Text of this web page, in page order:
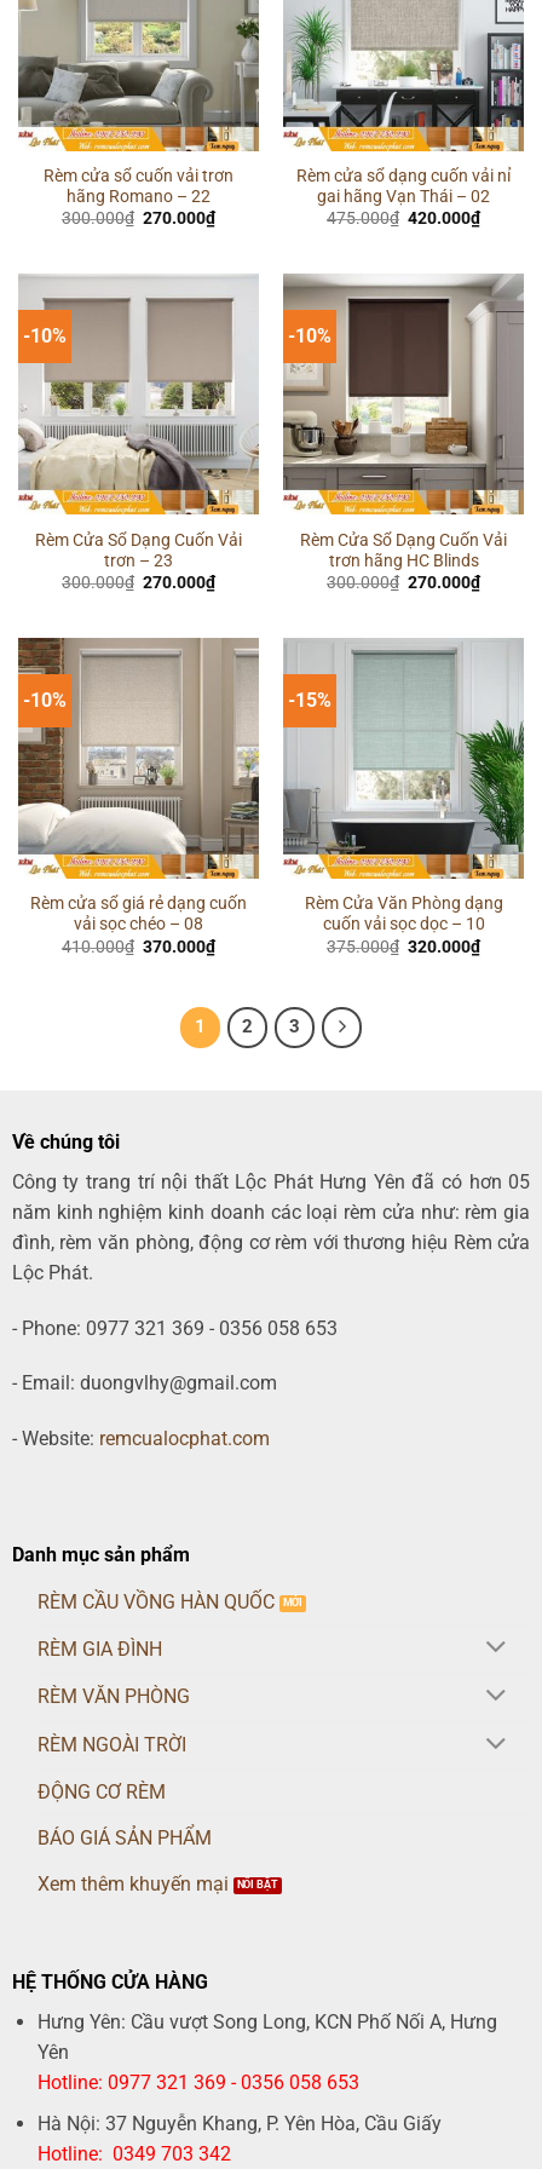
Rèm cửa sổ cuốn vải trơn
hãng Romano – 22
300.000₫ Giá
270.000₫Giá
hiện
270.000₫.
Rèm cửa sổ dạng cuốn vải nỉ
gai hãng Vạn Thái – 02
475.000₫ Giá
420.000₫Giá
hiện
-10%
Rèm Cửa Sổ Dạng Cuốn Vải
trơn – 23
300.000₫ Giá
270.000₫Giá
hiện
270.000₫.
-10%
Rèm Cửa Sổ Dạng Cuốn Vải
trơn hãng HC Blinds
300.000₫ Giá
270.000₫Giá
hiện
-10%
Rèm cửa sổ giá rẻ dạng cuốn
vải sọc chéo – 08
410.000₫ Giá
370.000₫Giá
hiện
370.000₫.
-15%
Rèm Cửa Văn Phòng dạng
cuốn vải sọc dọc – 10
375.000₫ Giá
320.000₫Giá
hiện
1 2 3
Về chúng tôi
Công ty trang trí nội thất Lộc Phát Hưng Yên đã có hơn 05
năm kinh nghiệm kinh doanh các loại rèm cửa như: rèm gia
đình, rèm văn phòng, động cơ rèm với thương hiệu Rèm cửa
Lộc Phát.
- Phone: 0977 321 369 - 0356 058 653
- Email: duongvlhy@gmail.com
- Website: remcualocphat.com
Danh mục sản phẩm
RÈM CẦU VỒNG HÀN QUỐC
RÈM GIA ĐÌNH
RÈM VĂN PHÒNG
RÈM NGOÀI TRỜI
ĐỘNG CƠ RÈM
BÁO GIÁ SẢN PHẨM
Xem thêm khuyến mại
HỆ THỐNG CỬA HÀNG
Hưng Yên: Cầu vượt Song Long, KCN Phố Nối A, Hưng
Yên
Hotline: 0977 321 369 - 0356 058 653
Hà Nội: 37 Nguyễn Khang, P. Yên Hòa, Cầu Giấy
Hotline: 0349 703 342